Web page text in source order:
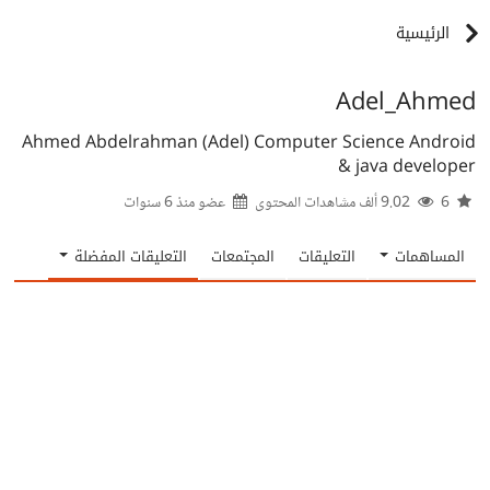
الرئيسية
Adel_Ahmed
Ahmed Abdelrahman (Adel) Computer Science Android
& java developer
عضو منذ6 سنوات
المساهمات التعليقات المجتمعات التعليقات المفضلة